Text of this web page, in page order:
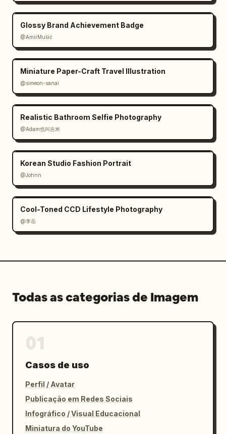
Glossy Brand Achievement Badge
@AmirMušić
Miniature Paper-Craft Travel Illustration
@simeon-sanai
Realistic Bathroom Selfie Photography
@Adam也叫吉米
Korean Studio Fashion Portrait
@Johnn
Cool-Toned CCD Lifestyle Photography
@李岳
Todas as categorias de Imagem
Casos de uso
Perfil / Avatar
Publicação em Redes Sociais
Infográfico / Visual Educacional
Miniatura do YouTube